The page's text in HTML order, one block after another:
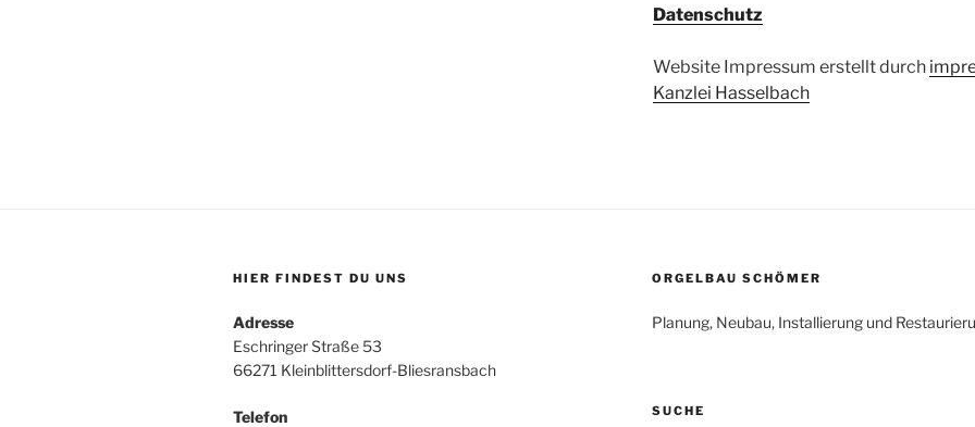
Datenschutz
Website Impressum erstellt durch
Kanzlei Hasselbach
HIER FINDEST DU UNS
Adresse
Eschringer Straße 53
66271 Kleinblittersdorf-Bliesransbach
Telefon
ORGELBAU SCHÖMER
Planung, Neubau, Installierung und
SUCHE